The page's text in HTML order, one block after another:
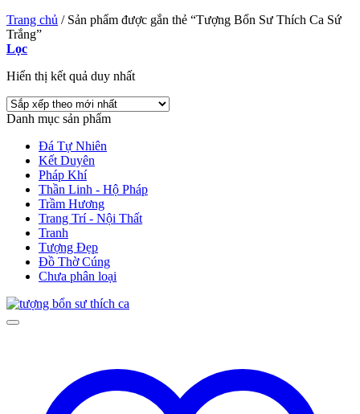
Trang chủ /Sản phẩm được gắn thẻ “Tượng Bổn Sư Thích Ca Sứ
Trắng”
Lọc
Hiển thị kết quả duy nhất
Danh mục sản phẩm
Đá Tự Nhiên
Kết Duyên
Pháp Khí
Thần Linh - Hộ Pháp
Trầm Hương
Trang Trí - Nội Thất
Tranh
Tượng Đẹp
Đồ Thờ Cúng
Chưa phân loại